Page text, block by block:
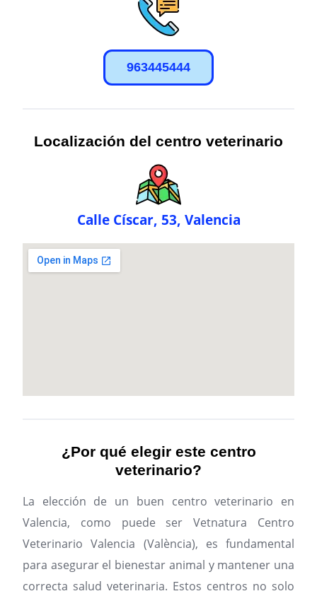
963445444
Localización del centro veterinario
Calle Císcar, 53, Valencia
¿Por qué elegir este centro
veterinario?
La elección de un buen centro veterinario en
Valencia, como puede ser Vetnatura Centro
Veterinario Valencia (València), es fundamental
para asegurar el bienestar animal y mantener una
correcta salud veterinaria. Estos centros no solo